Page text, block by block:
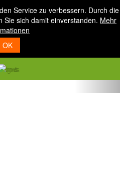
Service zu verbessern. Durch die
Sie sich damit einverstanden. Mehr
OK